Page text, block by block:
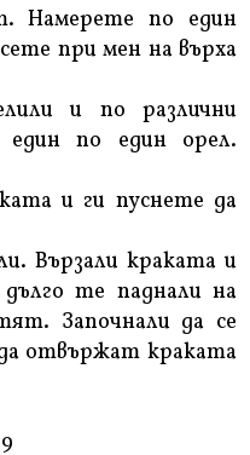
Намерете по един
при мен на върха
и по различни
един по един орел.
и ги пуснете да
Вързали краката и
те паднали на
Започнали да се
отвържат краката